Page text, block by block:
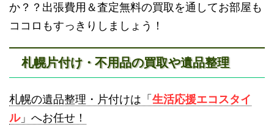
か？？出張費用＆査定無料の買取を通してお部屋も
ココロもすっきりしましょう！
札幌片付け・不用品の買取や遺品整理
札幌の遺品整理・片付けは「 生活応援エコスタイ
ル」へお任せ！